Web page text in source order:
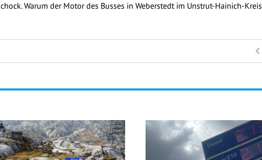
Warum der Motor des Busses in Weberstedt im Unstrut-Hainich-Kreis